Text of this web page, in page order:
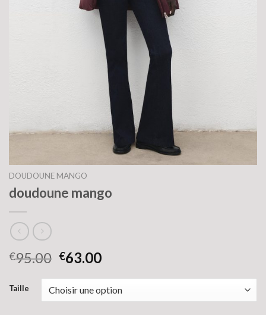
DOUDOUNE MANGO
doudoune mango
€95.00 €63.00
Taille